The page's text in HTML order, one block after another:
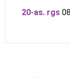
20-as. rgs